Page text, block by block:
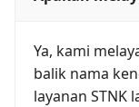
Ya, kami
balik nama
layanan STNK